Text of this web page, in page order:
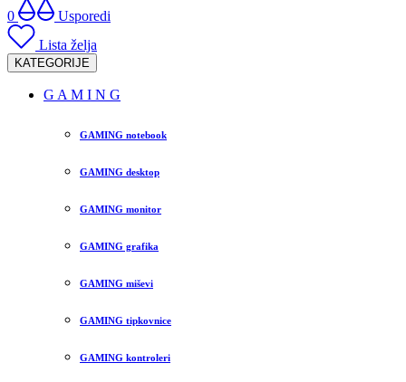
0
Usporedi
Lista želja
KATEGORIJE
G A M I N G
GAMING notebook
GAMING desktop
GAMING monitor
GAMING grafika
GAMING miševi
GAMING tipkovnice
GAMING kontroleri